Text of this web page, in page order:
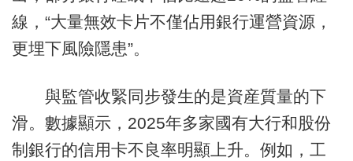
線，“大量無效卡片不僅佔用銀行運營資源，
更埋下風險隱患”。
與監管收緊同步發生的是資産質量的下
滑。數據顯示，2025年多家國有大行和股份
制銀行的信用卡不良率明顯上升。例如，工